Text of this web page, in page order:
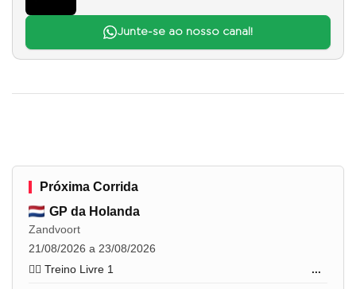
Junte-se ao nosso canal!
Próxima Corrida
GP da Holanda
Zandvoort
21/08/2026 a 23/08/2026
🏋️‍♂️ Treino Livre 1
...